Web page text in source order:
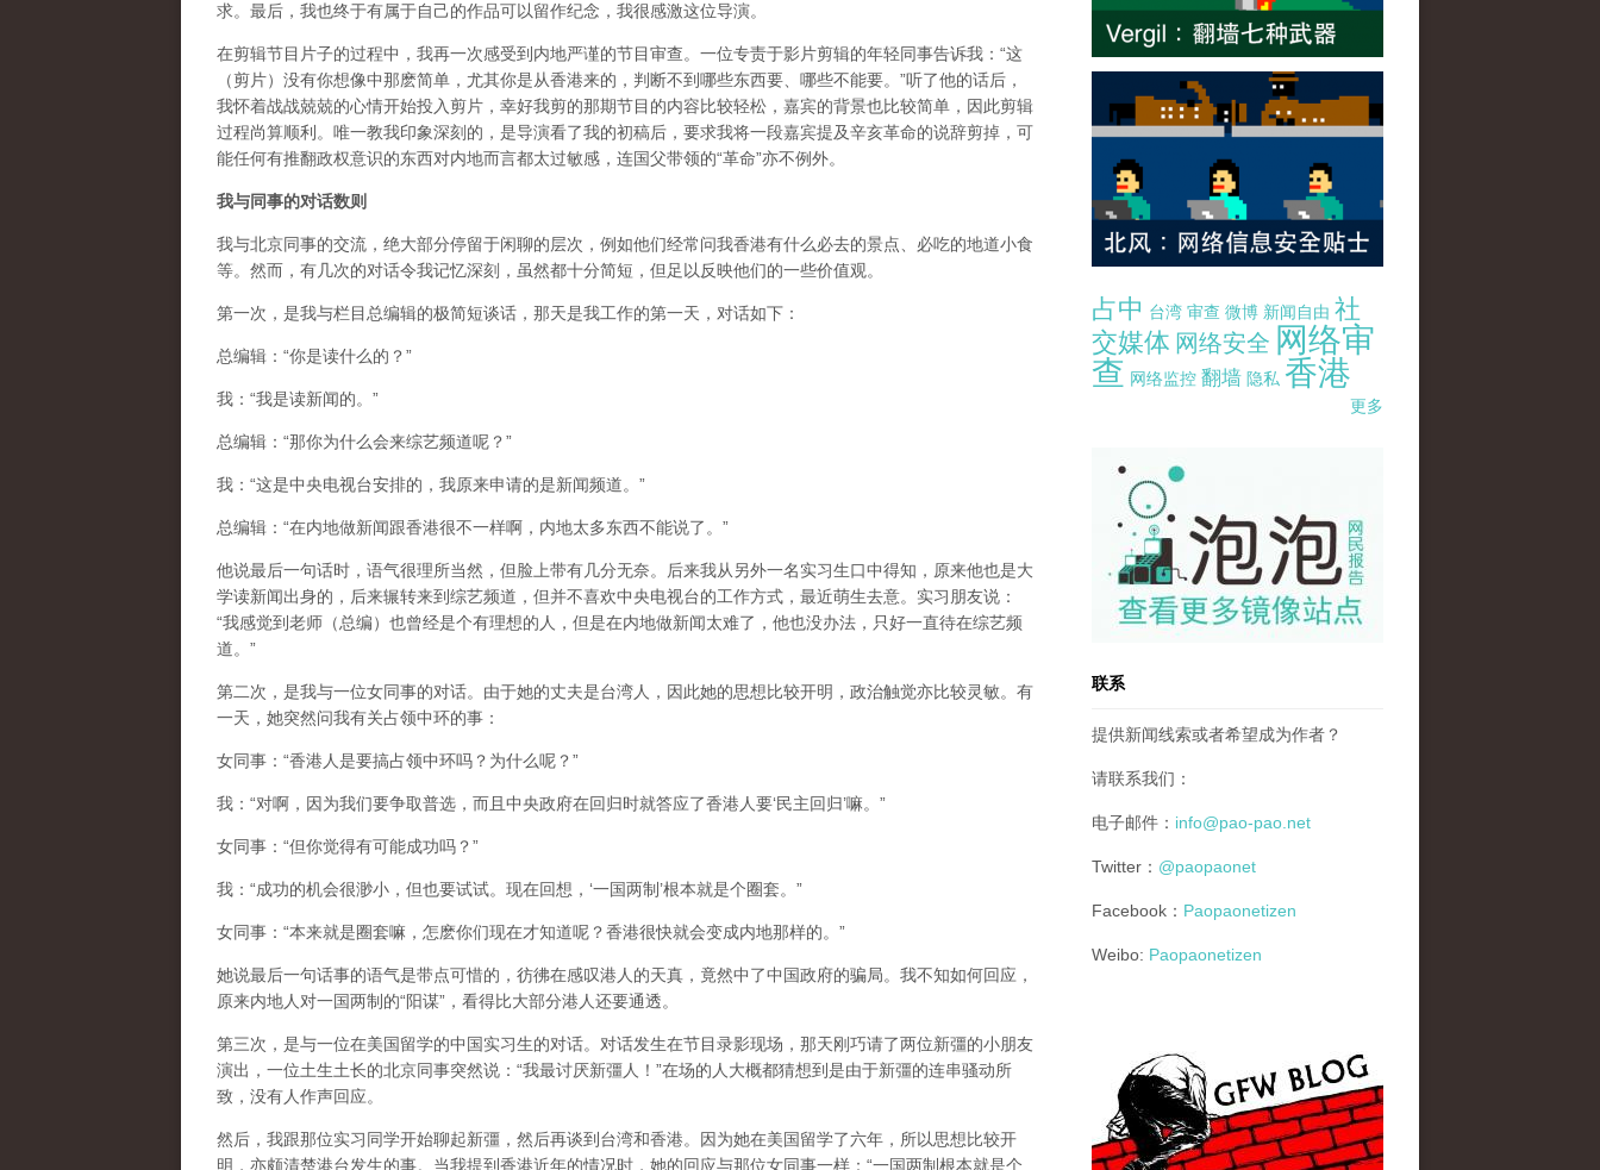
求。最后，我也终于有属于自己的作品可以留作纪念，我很感激这位导演。
在剪辑节目片子的过程中，我再一次感受到内地严谨的节目审查。一位专责于影片剪辑的年轻同事告诉我：“这
（剪片）没有你想像中那麽简单，尤其你是从香港来的，判断不到哪些东西要、哪些不能要。”听了他的话后，
我怀着战战兢兢的心情开始投入剪片，幸好我剪的那期节目的内容比较轻松，嘉宾的背景也比较简单，因此剪辑
过程尚算顺利。唯一教我印象深刻的，是导演看了我的初稿后，要求我将一段嘉宾提及辛亥革命的说辞剪掉，可
能任何有推翻政权意识的东西对内地而言都太过敏感，连国父带领的“革命”亦不例外。
我与同事的对话数则
我与北京同事的交流，绝大部分停留于闲聊的层次，例如他们经常问我香港有什么必去的景点、必吃的地道小食
等。然而，有几次的对话令我记忆深刻，虽然都十分简短，但足以反映他们的一些价值观。
第一次，是我与栏目总编辑的极简短谈话，那天是我工作的第一天，对话如下：
总编辑：“你是读什么的？”
我：“我是读新闻的。”
总编辑：“那你为什么会来综艺频道呢？”
我：“这是中央电视台安排的，我原来申请的是新闻频道。”
总编辑：“在内地做新闻跟香港很不一样啊，内地太多东西不能说了。”
他说最后一句话时，语气很理所当然，但脸上带有几分无奈。后来我从另外一名实习生口中得知，原来他也是大
学读新闻出身的，后来辗转来到综艺频道，但并不喜欢中央电视台的工作方式，最近萌生去意。实习朋友说：
“我感觉到老师（总编）也曾经是个有理想的人，但是在内地做新闻太难了，他也没办法，只好一直待在综艺频
道。”
第二次，是我与一位女同事的对话。由于她的丈夫是台湾人，因此她的思想比较开明，政治触觉亦比较灵敏。有
一天，她突然问我有关占领中环的事：
女同事：“香港人是要搞占领中环吗？为什么呢？”
我：“对啊，因为我们要争取普选，而且中央政府在回归时就答应了香港人要‘民主回归’嘛。”
女同事：“但你觉得有可能成功吗？”
我：“成功的机会很渺小，但也要试试。现在回想，‘一国两制’根本就是个圈套。”
女同事：“本来就是圈套嘛，怎麽你们现在才知道呢？香港很快就会变成内地那样的。”
她说最后一句话事的语气是带点可惜的，彷彿在感叹港人的天真，竟然中了中国政府的骗局。我不知如何回应，
原来内地人对一国两制的“阳谋”，看得比大部分港人还要通透。
第三次，是与一位在美国留学的中国实习生的对话。对话发生在节目录影现场，那天刚巧请了两位新彊的小朋友
演出，一位土生土长的北京同事突然说：“我最讨厌新彊人！”在场的人大概都猜想到是由于新彊的连串骚动所
致，没有人作声回应。
然后，我跟那位实习同学开始聊起新彊，然后再谈到台湾和香港。因为她在美国留学了六年，所以思想比较开
明，亦颇清楚港台发生的事。当我提到香港近年的情况时，她的回应与那位女同事一样：“一国两制根本就是个
占中 台湾 审查 微博 新闻自由 社
交媒体 网络安全 网络审
查 网络监控 翻墙 隐私 香港
更多
pao-pao-banner-mirror-site-120814.jpg
联系
提供新闻线索或者希望成为作者？
请联系我们：
电子邮件： info@pao-pao.net
Twitter： @paopaonet
Facebook： Paopaonetizen
Weibo: Paopaonetizen
gfw_blog_small.jpg